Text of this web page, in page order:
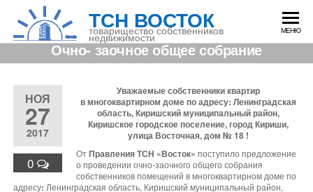
содержимому
ТСН ВОСТОК
товарищество собственников
недвижимости МЕНЮ
Очно- заочное общее собрание
НОЯ
27
2017
0
Уважаемые собственники квартир
в многоквартирном доме по адресу: Ленинградская
область,Киришский муниципальный район,
Киришское городское поселение,город Кириши,
улица Восточная, дом № 18 !
ОтПравления ТСН «Восток» поступило предложение
о проведении очно-заочного общего собрания
собственников помещений в многоквартирном доме по
адресу:Ленинградская область, Киришский муниципальный район,